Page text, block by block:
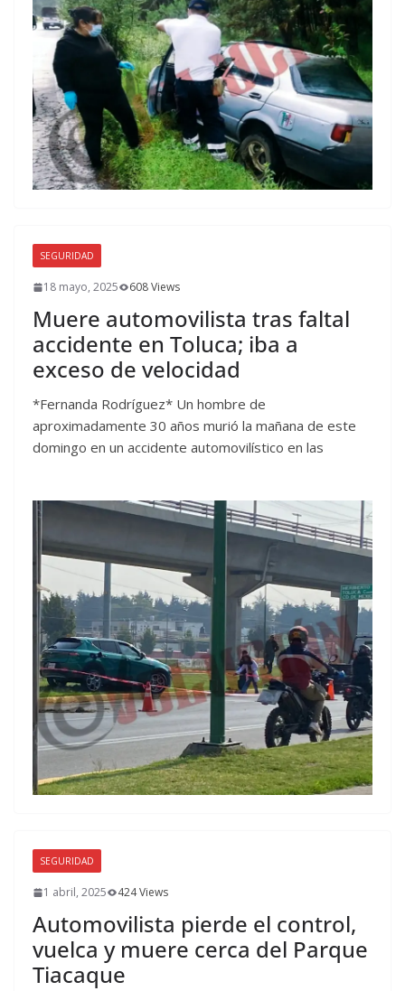
SEGURIDAD
18 mayo, 2025 608 Views
Muere automovilista tras faltal
accidente en Toluca; iba a
exceso de velocidad
*Fernanda Rodríguez* Un hombre de
aproximadamente 30 años murió la mañana de este
domingo en un accidente automovilístico en las
SEGURIDAD
1 abril, 2025 424 Views
Automovilista pierde el control,
vuelca y muere cerca del Parque
Tiacaque